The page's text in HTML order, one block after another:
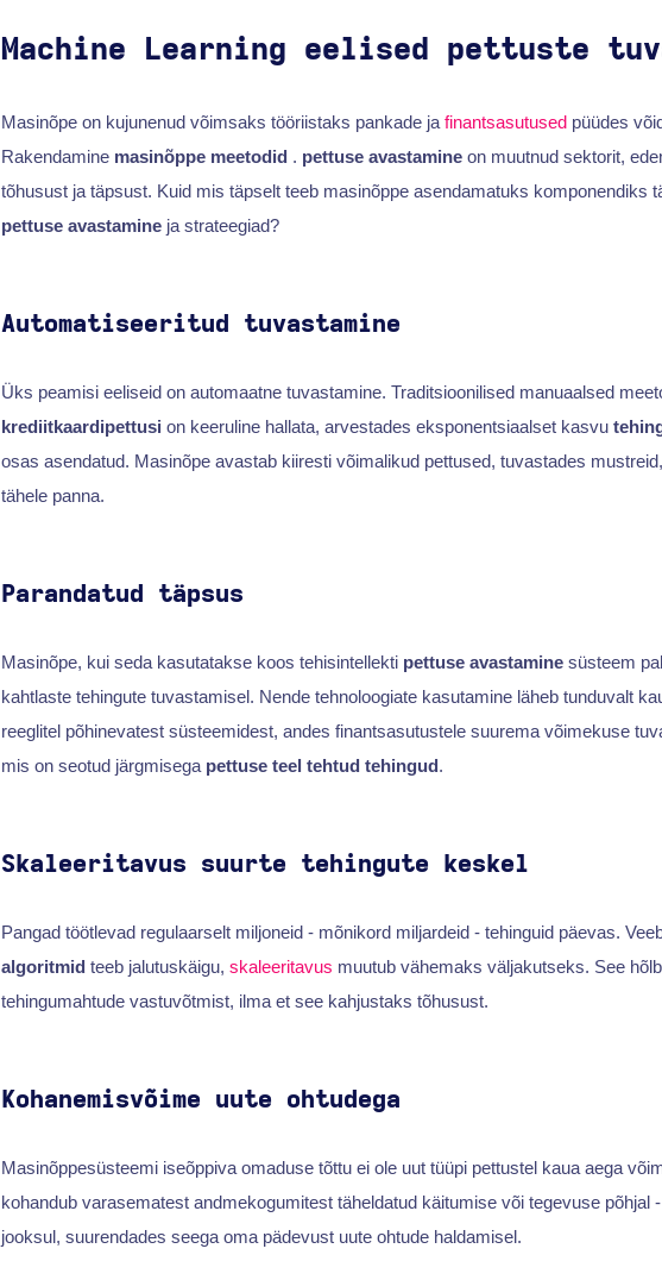
Machine Learning eelised pettuste
Masinõpe on kujunenud võimsaks tööriistaks pankade ja finantsasutusedpüüdes
Rakendamine masinõppe meetodid . pettuse avastamineon muutnud sektorit,
tõhusust ja täpsust. Kuid mis täpselt teeb masinõppe asendamatuks komponendiks
pettuse avastamineja strateegiad?
Automatiseeritud tuvastamine
Üks peamisi eeliseid on automaatne tuvastamine. Traditsioonilised manuaalsed
krediitkaardipettusi on keeruline hallata, arvestades eksponentsiaalset kasvu
osas asendatud. Masinõpe avastab kiiresti võimalikud pettused, tuvastades
tähele panna.
Parandatud täpsus
Masinõpe, kui seda kasutatakse koos tehisintellekti pettuse avastaminesüsteem
kahtlaste tehingute tuvastamisel. Nende tehnoloogiate kasutamine läheb tunduvalt
reeglitel põhinevatest süsteemidest, andes finantsasutustele suurema võimekuse
mis on seotud järgmisega pettuse teel tehtud tehingud.
Skaleeritavus suurte tehingute keskel
Pangad töötlevad regulaarselt miljoneid - mõnikord miljardeid - tehinguid päevas.
algoritmid teeb jalutuskäigu, skaleeritavus muutub vähemaks väljakutseks. See
tehingumahtude vastuvõtmist, ilma et see kahjustaks tõhusust.
Kohanemisvõime uute ohtudega
Masinõppesüsteemi iseõppiva omaduse tõttu ei ole uut tüüpi pettustel kaua aega
kohandub varasematest andmekogumitest täheldatud käitumise või tegevuse põhjal
jooksul, suurendades seega oma pädevust uute ohtude haldamisel.